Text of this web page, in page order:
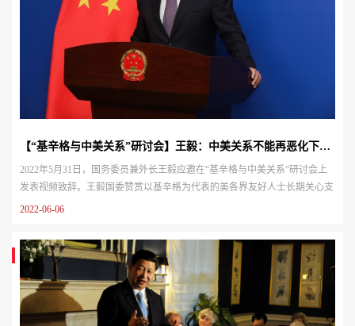
【“基辛格与中美关系”研讨会】王毅：中美关系不能再恶化下去了
2022年5月31日，国务委员兼外长王毅应邀在“基辛格与中美关系”研讨会上
发表视频致辞。王毅国委赞赏以基辛格为代表的美各界友好人士长期关心支
持中美关系发展，表示，半个世纪前，毛泽东主席、周恩来总理和尼克松总
智慧，打破了两国隔绝对抗坚冰，实现了震撼世界的“跨越太平洋的握手”，
翻开了中美关系新的篇章。50多年来，基辛格博士近百次访华，推动历...
2022-06-06